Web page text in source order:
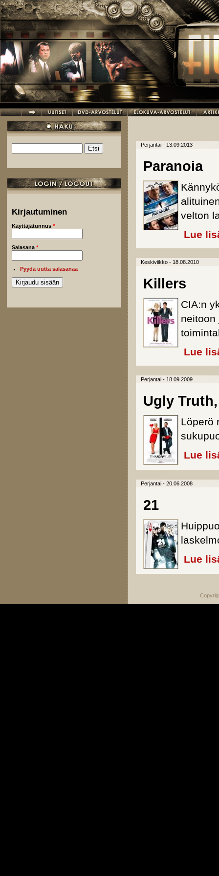
Hyppää pääsisältöön
Hakulomake
Kirjautuminen
Käyttäjätunnus *
Salasana *
Pyydä uutta salasanaa
Perjantai - 13.09.2013
Paranoia
velton
Lue
Keskiviikko - 18.08.2010
Killers
CIA:n
neitoon
Lue
Perjantai - 18.09.2009
Ugly
Löperö
Lue
Perjantai - 20.06.2008
21
Lue